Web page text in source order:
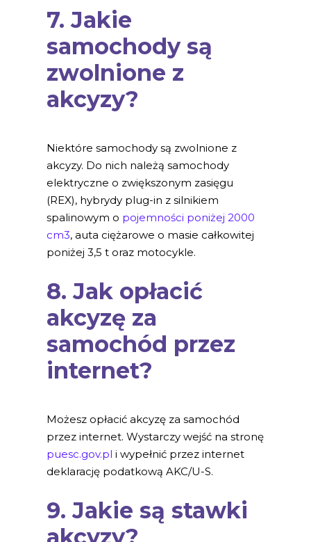
7. Jakie
samochody są
zwolnione z
akcyzy?
Niektóre samochody są zwolnione z
akcyzy. Do nich należą samochody
elektryczne o zwiększonym zasięgu
(REX), hybrydy plug-in z silnikiem
spalinowym o pojemności poniżej 2000
cm3, auta ciężarowe o masie całkowitej
poniżej 3,5 t oraz motocykle.
8. Jak opłacić
akcyzę za
samochód przez
internet?
Możesz opłacić akcyzę za samochód
przez internet. Wystarczy wejść na stronę
puesc.gov.pl i wypełnić przez internet
deklarację podatkową AKC/U-S.
9. Jakie są stawki